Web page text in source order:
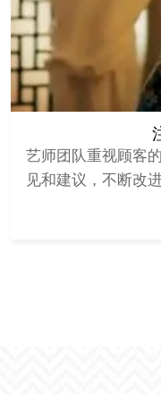
艺师团队重视顾客
见和建议，不断改